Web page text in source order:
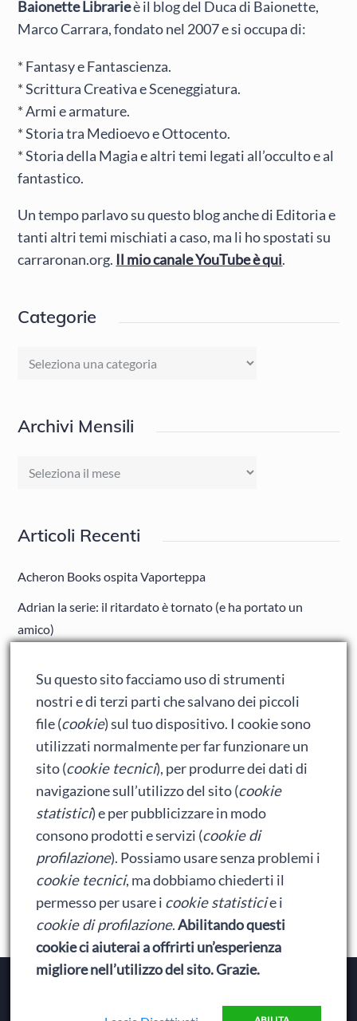
Baionette Librarieè il blog del Duca di Baionette,
Marco Carrara, fondato nel 2007 e si occupa di:
* Fantasy e Fantascienza.
* Scrittura Creativa e Sceneggiatura.
* Armi e armature.
* Storia tra Medioevo e Ottocento.
* Storia della Magia e altri temi legati all’occulto e al
fantastico.
Un tempo parlavo su questo blog anche di Editoria e
tanti altri temi mischiati a caso, ma li ho spostati su
carraronan.org. Il mio canale YouTube è qui.
Categorie
Categorie
Archivi Mensili
Archivi
Articoli Recenti
Acheron Books ospita Vaporteppa
Adrian la serie: il ritardato è tornato (e ha portato un
amico)
Ralph spacca Internet: analisi del film
Bumblebee: un buon film dei Transformers
Meta
Accedi
Feed dei contenuti
Feed dei commenti
WordPress.org
Privacy Policy
Su questo sito facciamo uso di strumenti
nostri e di terzi parti che salvano dei piccoli
file (cookie) sul tuo dispositivo. I cookie sono
utilizzati normalmente per far funzionare un
sito (cookie tecnici), per produrre dei dati di
navigazione sull’utilizzo del sito (cookie
statistici) e per pubblicizzare in modo
consono prodotti e servizi (cookie di
profilazione). Possiamo usare senza problemi i
cookie tecnici, ma dobbiamo chiederti il
permesso per usare i cookie statisticie i
cookie di profilazione.Abilitando questi
cookie ci aiuterai a offrirti un’esperienza
migliore nell’utilizzo del sito. Grazie.